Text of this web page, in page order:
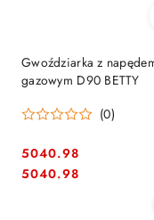
Gwoździarka z
gazowym D90 BETTY
(0)
Cena:
5040.98
Cena:
5040.98